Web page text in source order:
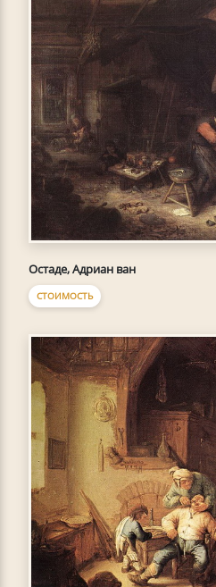
Остаде, Адриан ван
СТОИМОСТЬ